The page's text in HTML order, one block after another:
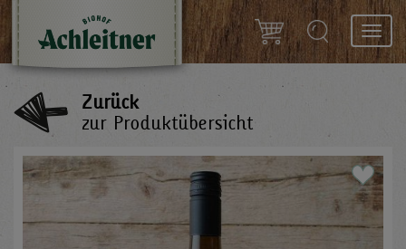
Zurück
zur Produktübersicht